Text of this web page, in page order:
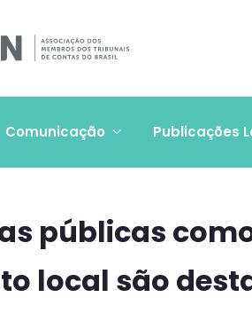
Comunicação Publicações
públicas
local são